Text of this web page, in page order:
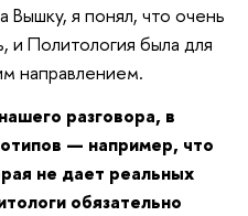
я понял, что очень
и Политология была для
направлением.
разговора, в
— например, что
не дает реальных
обязательно